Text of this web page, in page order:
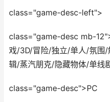
class="game-desc-left">
class="game-desc mb-
戏/3D/冒险/独立/单人/氛围
辑/蒸汽朋克/隐藏物体/单线
class="game-desc">PC